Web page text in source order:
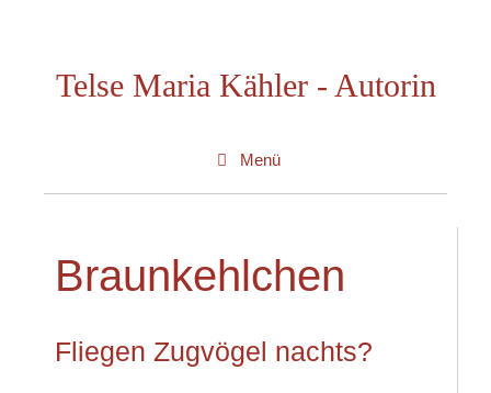
springenTelse Maria Kähler - Autorin
Menü
Braunkehlchen
Fliegen Zugvögel nachts?